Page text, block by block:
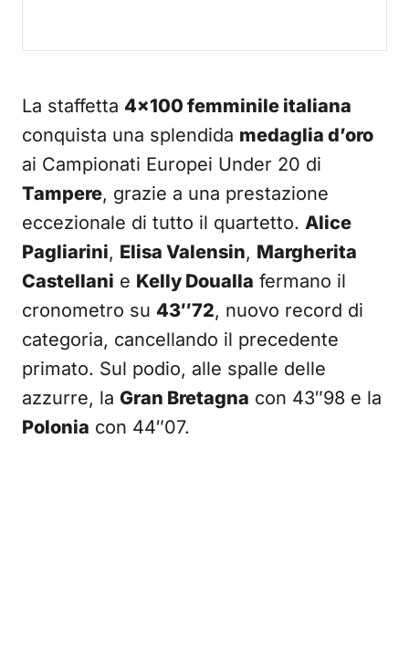
La staffetta 4×100 femminile italiana
conquista una splendida medaglia d’oro
ai Campionati Europei Under 20 di
Tampere, grazie a una prestazione
eccezionale di tutto il quartetto. Alice
Pagliarini, Elisa Valensin, Margherita
Castellani e Kelly Doualla fermano il
cronometro su 43″72, nuovo record di
categoria, cancellando il precedente
primato. Sul podio, alle spalle delle
azzurre, la Gran Bretagna con 43″98 e la
Polonia con 44″07.